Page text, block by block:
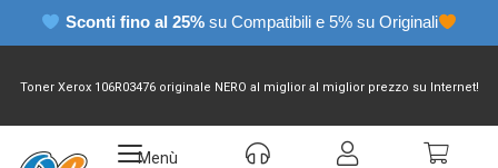
Sconti fino al 25% su Compatibili e 5% su Originali
Toner Xerox 106R03476 originale NERO al miglior al miglior prezzo su Internet!
Menù